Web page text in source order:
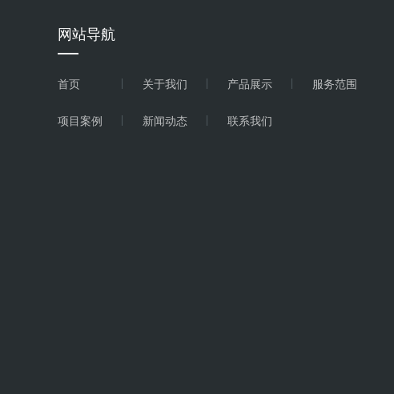
网站导航
首页 关于我们 产品展示 服务范围
项目案例 新闻动态 联系我们